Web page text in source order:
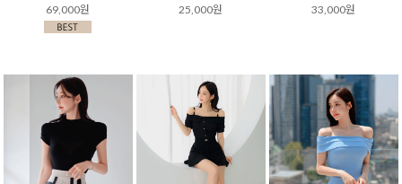
69,000원
25,000원
33,000원